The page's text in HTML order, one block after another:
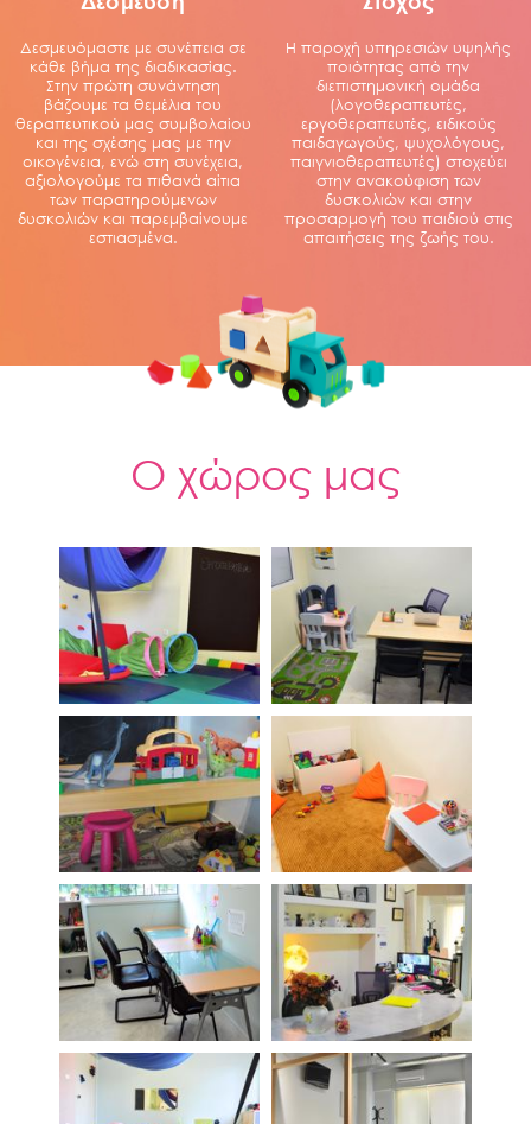
Δεσμευόμαστε με συνέπεια σε
κάθε βήμα της διαδικασίας.
Στην πρώτη συνάντηση
βάζουμε τα θεμέλια του
θεραπευτικού μας συμβολαίου
και της σχέσης μας με την
οικογένεια, ενώ στη συνέχεια,
αξιολογούμε τα πιθανά αίτια
των παρατηρούμενων
δυσκολιών και παρεμβαίνουμε
εστιασμένα.
Η παροχή υπηρεσιών υψηλής
ποιότητας από την
διεπιστημονική ομάδα
(λογοθεραπευτές,
εργοθεραπευτές, ειδικούς
παιδαγωγούς, ψυχολόγους,
παιγνιοθεραπευτές) στοχεύει
στην ανακούφιση των
δυσκολιών και στην
προσαρμογή του παιδιού στις
απαιτήσεις της ζωής του.
Ο χώρος μας